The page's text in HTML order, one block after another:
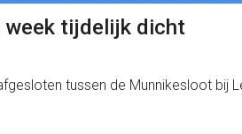
week tijdelijk dicht
tussen de Munnikesloot bij